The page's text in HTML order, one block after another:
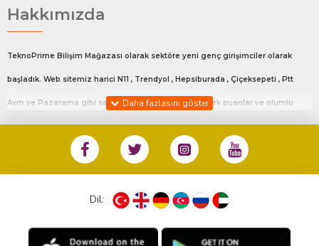
Hakkımızda
TeknoPrime Bilişim Mağazası olarak sektöre yeni genç girişimciler olarak
başladık. Web sitemiz harici N11 , Trendyol , Hepsiburada , Çiçeksepeti , Ptt
Avm ve Pazarama gibi satış platfromlarında en yüksek puanlar ve olumlu
değerlendirmeler ile satış yapmaktayız.Bu platfrom da ki mağaza linklerimiz
sitemizin en alt kısmında Diğer Satış Kanalları adlı bölümde mevcuttur.
%100 Müşteri Memnuniyeti ile siz değerli müşterilerimize en iyi hizmeti
vermekteyiz. Bunun haricinde günün her anı bizlerle iletişime geçebilirsiniz.
Dil: